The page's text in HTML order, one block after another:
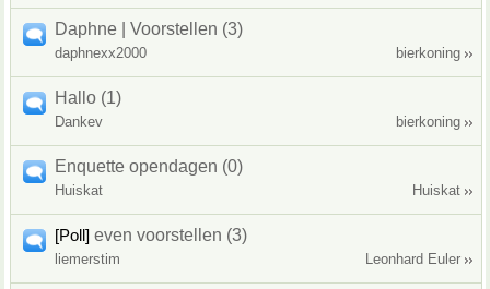
Daphne | Voorstellen (3)
daphnexx2000 bierkoning
Hallo (1)
Dankev bierkoning
Enquette opendagen (0)
Huiskat Huiskat
[Poll] even voorstellen (3)
liemerstim Leonhard Euler